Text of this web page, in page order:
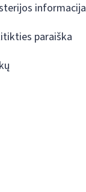
informacija
paraiška